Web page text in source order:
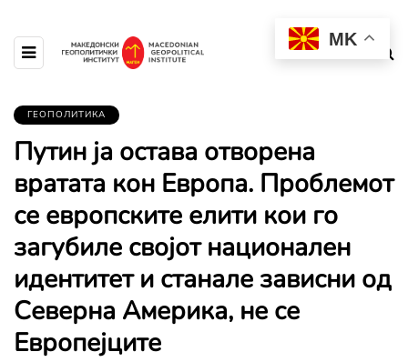
ГЕОПОЛИТИКА
Путин ја остава отворена
вратата кон Европа. Проблемот
се европските елити кои го
загубиле својот национален
идентитет и станале зависни од
Северна Америка, не се
Европејците
MK